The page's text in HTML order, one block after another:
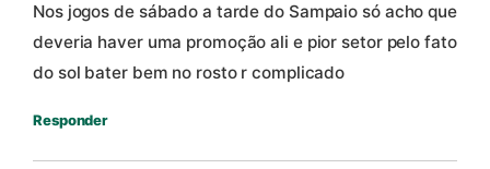
Nos jogos de sábado a tarde do Sampaio só acho que
deveria haver uma promoção ali e pior setor pelo fato
do sol bater bem no rosto r complicado
Responder